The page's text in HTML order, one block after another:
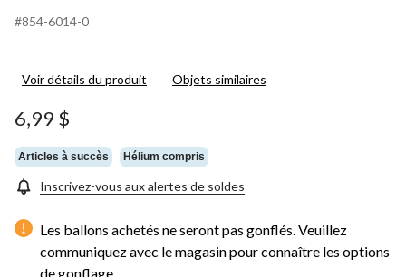
#854-6014-0
Voir détails du produit Objets similaires
6,99 $
Articles à succès Hélium compris
Inscrivez-vous aux alertes de soldes
Les ballons achetés ne seront pas gonflés. Veuillez
communiquez avec le magasin pour connaître les options
de gonflage.